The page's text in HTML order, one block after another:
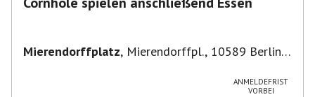
Mierendorffplatz, Mierendorffpl., 10589 Berlin-
ANMELDEFRIST
VORBEI